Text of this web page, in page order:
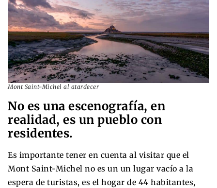
Mont Saint-Michel al atardecer
No es una escenografía, en
realidad, es un pueblo con
residentes.
Es importante tener en cuenta al visitar que el
Mont Saint-Michel no es un un lugar vacío a la
espera de turistas, es el hogar de 44 habitantes,